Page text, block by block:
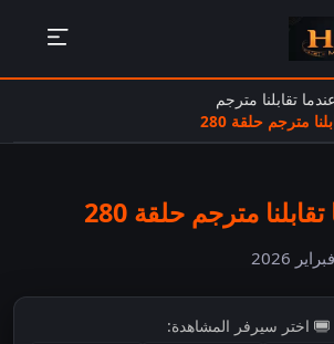
تقابلنا مترجم
مترجم حلقة 280
مترجم حلقة 280
اختر سيرفر المشاهدة: